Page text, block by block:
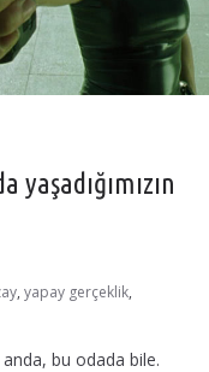
, yapay gerçeklik,
anda, bu odada bile.